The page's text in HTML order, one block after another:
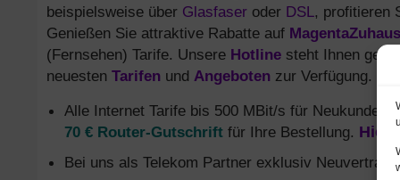
beispielsweise über Glasfaser oder DSL, profitieren
Genießen Sie attraktive Rabatte auf
(Fernsehen) Tarife. Unsere Hotline steht Ihnen
neuesten Tarifen und Angeboten zur Verfügung.
Alle Internet Tarife bis 500 MBit/s für Neukunden
70 € Router-Gutschrift für Ihre Bestellung. Hier
Bei uns als Telekom Partner exklusiv Neuvertrag